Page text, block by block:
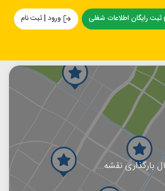
ثبت رایگان اطلاعات شغلی ورود | ثبت نام
بارگذاری نقشه...